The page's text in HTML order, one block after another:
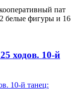
пат
белые фигуры и 16
ходов. 10-й